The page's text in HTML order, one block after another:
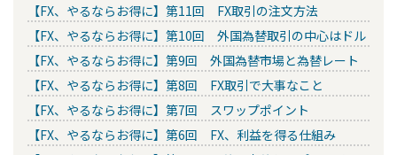
【FX、やるならお得に】第11回 FX取引の注文方法
【FX、やるならお得に】第10回 外国為替取引の中心はドル
【FX、やるならお得に】第9回 外国為替市場と為替レート
【FX、やるならお得に】第8回 FX取引で大事なこと
【FX、やるならお得に】第7回 スワップポイント
【FX、やるならお得に】第6回 FX、利益を得る仕組み